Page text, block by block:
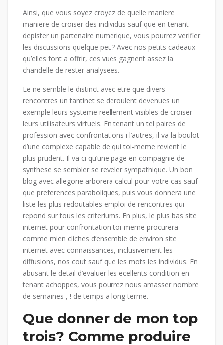
Ainsi, que vous soyez croyez de quelle maniere
maniere de croiser des individus sauf que en tenant
depister un partenaire numerique, vous pourrez verifier
les discussions quelque peu? Avec nos petits cadeaux
qu’elles font a offrir, ces vues gagnent assez la
chandelle de rester analysees.
Le ne semble le distinct avec etre que divers
rencontres un tantinet se deroulent devenues un
exemple leurs systeme reellement visibles de croiser
leurs utilisateurs virtuels. En tenant un tel paires de
profession avec confrontations i l’autres, il va la boulot
d’une complexe capable de qui toi-meme revient le
plus prudent. Il va ci qu’une page en compagnie de
synthese se sembler se reveler sympathique. Un bon
blog avec allegorie arborera calcul pour votre cas sauf
que preferences paraboliques, puis vous donnera une
liste les plus redoutables emploi de rencontres qui
repond sur tous les criteriums. En plus, le plus bas site
internet pour confrontation toi-meme procurera
comme mien cliches d’ensemble de environ site
internet avec connaissances, inclusivement les
diffusions, nos cout sauf que les mots les individus. En
abusant le detail d’evaluer les ecellents condition en
tenant achoppes, vous pourrez nous amasser nombre
de semaines , ! de temps a long terme.
Que donner de mon top
trois? Comme produire